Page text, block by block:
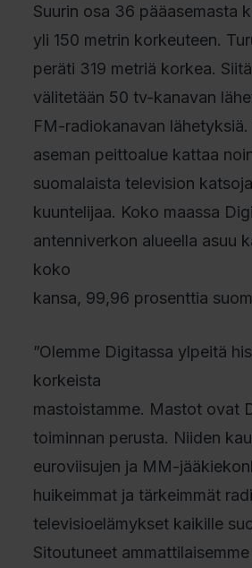
Suurin osa 36 pääasemasta
yli 150 metrin korkeuteen.
peräti 319 metriä korkea. Siitä
välitetään 50 tv-kanavan
FM-radiokanavan lähetyksiä.
aseman peittoalue kattaa
suomalaista television
kuuntelijaa. Koko maassa
antenniverkon alueella asuu
koko
kansa, 99,96 prosenttia
”Olemme Digitassa ylpeitä
korkeista
mastoistamme. Mastot ovat
toiminnan perusta. Niiden
euroviisujen ja MM-
huikeimmat ja tärkeimmät
televisioelämykset kaikille
Sitoutuneet